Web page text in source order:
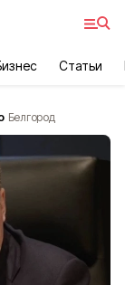
Статьи
Белгород